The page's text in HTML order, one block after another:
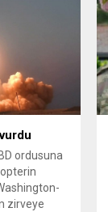
ordusuna
zirveye